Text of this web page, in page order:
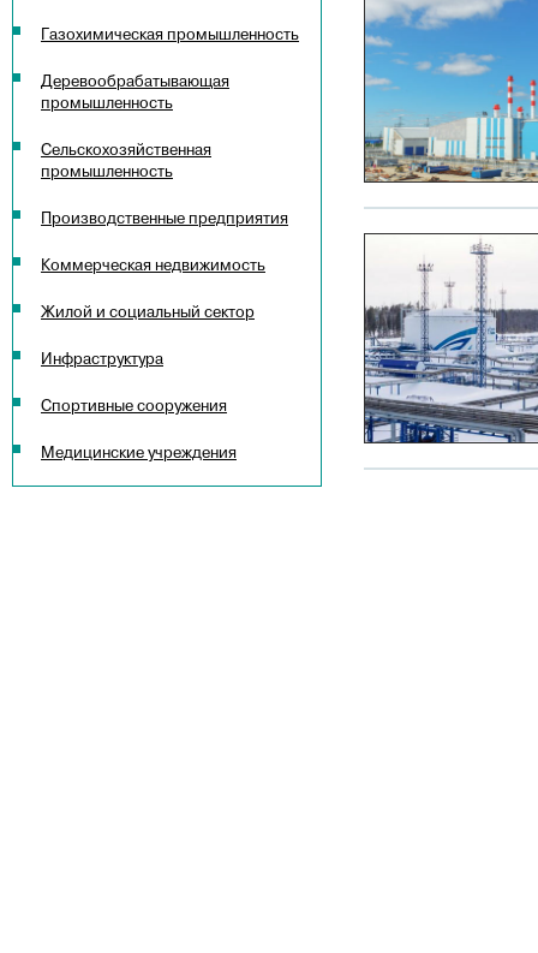
Газохимическая промышленность
Деревообрабатывающая
промышленность
Сельскохозяйственная
промышленность
Производственные предприятия
Коммерческая недвижимость
Жилой и социальный сектор
Инфраструктура
Спортивные сооружения
Медицинские учреждения